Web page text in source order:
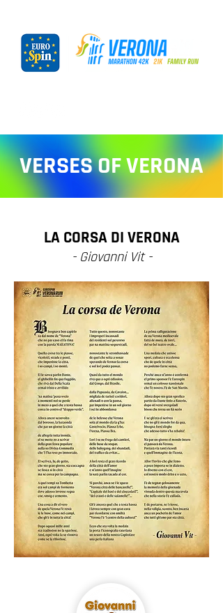
VERSES OF VERONA
LA CORSA DI VERONA
- Giovanni Vit -